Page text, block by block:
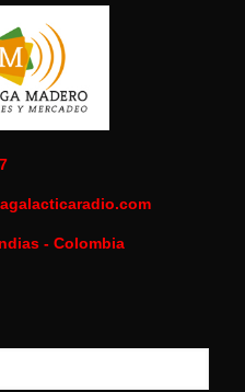
- Colombia